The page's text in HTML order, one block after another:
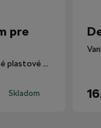
pre
Lievik nahrádza pôvodné plastové viečko nádobky ostrekovačov.
Skladom